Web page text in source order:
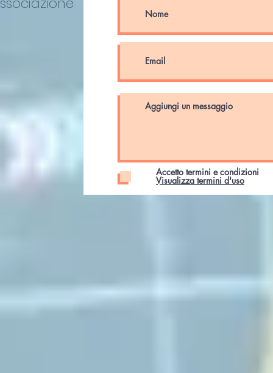
Accetto termini e condizioni
Visualizza termini d'uso